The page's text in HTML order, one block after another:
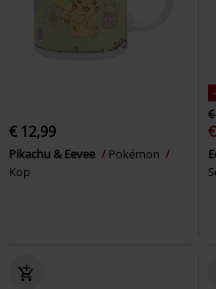
€ 12,99
Pikachu & Eevee
Pokémon
Kop